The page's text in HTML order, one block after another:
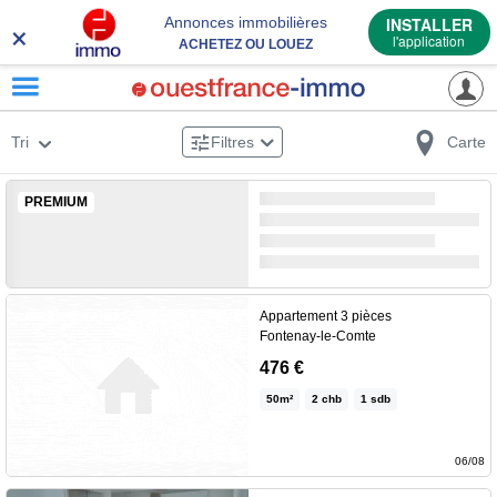
× Annonces immobilières
ACHETEZ OU LOUEZ
INSTALLER
l'application
Tri Filtres Carte
PREMIUM
476 €
Appartement 3 pièces
Fontenay-le-Comte
Logement conventionné
ascenseur, appartement situé
au 2ème étage comprenant
50m² 2 chb 1 sdb
06/08